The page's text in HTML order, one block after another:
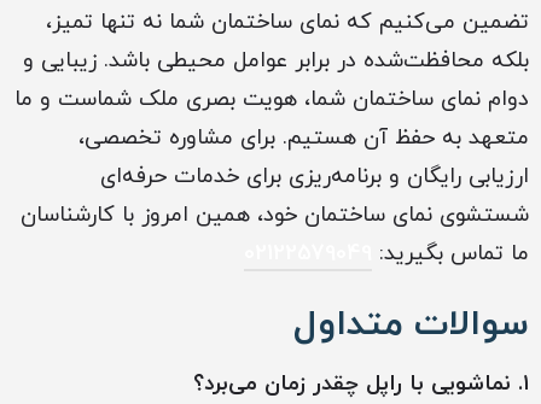
تضمین می‌کنیم که نمای ساختمان شما نه تنها تمیز،
بلکه محافظت‌شده در برابر عوامل محیطی باشد. زیبایی و
دوام نمای ساختمان شما، هویت بصری ملک شماست و ما
متعهد به حفظ آن هستیم. برای مشاوره تخصصی،
ارزیابی رایگان و برنامه‌ریزی برای خدمات حرفه‌ای
شستشوی نمای ساختمان خود، همین امروز با کارشناسان
ما تماس بگیرید:
سوالات متداول
۱. نماشویی با راپل چقدر زمان می‌برد؟